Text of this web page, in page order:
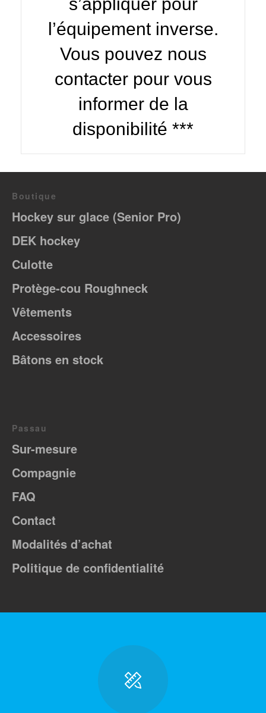
s’appliquer pour
l’équipement inverse.
Vous pouvez nous
contacter pour vous
informer de la
disponibilité ***
Boutique
Hockey sur glace (Senior Pro)
DEK hockey
Culotte
Protège-cou Roughneck
Vêtements
Accessoires
Bâtons en stock
Passau
Sur-mesure
Compagnie
FAQ
Contact
Modalités d’achat
Politique de confidentialité